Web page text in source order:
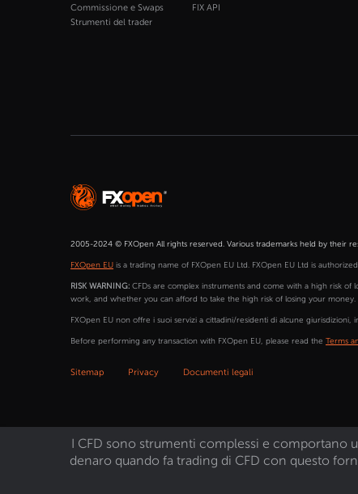
Commissione e Swaps
Strumenti del trader
FIX API
2005-2024 © FXOpen All rights reserved. Various trademarks held by their
FXOpen EU is a trading name of FXOpen EU Ltd. FXOpen EU Ltd is
RISK WARNING: CFDs are complex instruments and come with a high risk
work, and whether you can afford to take the high risk of losing your money.
FXOpen EU non offre i suoi servizi a cittadini/residenti di alcune giurisdizioni,
Before performing any transaction with FXOpen EU, please read the Terms
Sitemap Privacy Documenti legali
I CFD sono strumenti complessi e comportano
denaro quando fa trading di CFD con questo